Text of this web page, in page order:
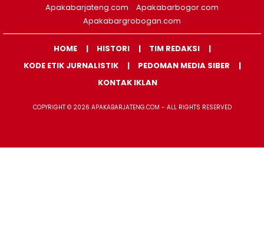
Apakabarjateng.com
Apakabarbogor.com
Apakabargrobogan.com
HOME HISTORI
TIM REDAKSI
KODE ETIK JURNALISTIK
PEDOMAN MEDIA SIBER
KONTAK IKLAN
COPYRIGHT © 2026 APAKABARJATENG.COM - ALL RIGHTS RESERVED